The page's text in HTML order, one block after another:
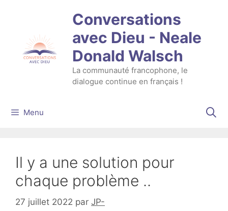
Conversations
avec Dieu - Neale
Donald Walsch
La communauté francophone, le
dialogue continue en français !
Menu
Il y a une solution pour
chaque problème ..
27 juillet 2022 par JP-